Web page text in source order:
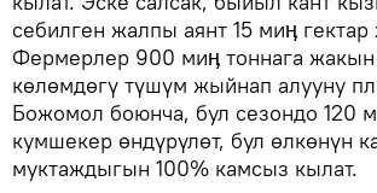
себилген жалпы аянт 15 миӊ гектар
Фермерлер 900 миӊ тоннага
көлөмдөгү түшүм жыйнап алууну
Божомол боюнча, бул сезондо 120
кумшекер өндүрүлөт, бул өлкөнүн
муктаждыгын 100% камсыз кылат.